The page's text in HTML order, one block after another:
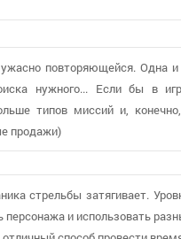
повторяющейся. Одна
нужного... Если бы в
типов миссий и,
продажи)
стрельбы затягивает.
и использовать